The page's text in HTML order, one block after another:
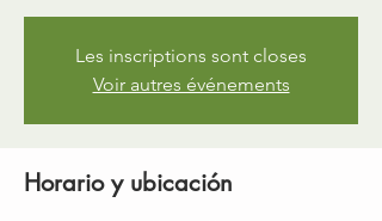
Les inscriptions sont closes
Voir autres événements
Horario y ubicación